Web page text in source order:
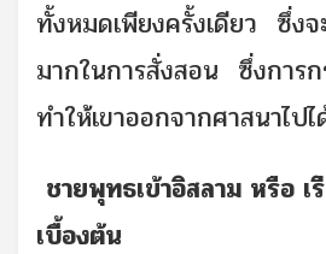
ทั้งหมดเพียงครั้งเดียว ซึ่งจ
มากในการสั่งสอน ซึ่งการก
ทำให้เขาออกจากศาสนาไปไ
ชายพุทธเข้าอิสลาม หรือ เ
เบื้องต้น